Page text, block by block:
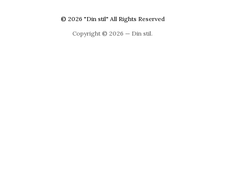
© 2026 "Din stil" All Rights Reserved
Copyright © 2026 — Din stil.